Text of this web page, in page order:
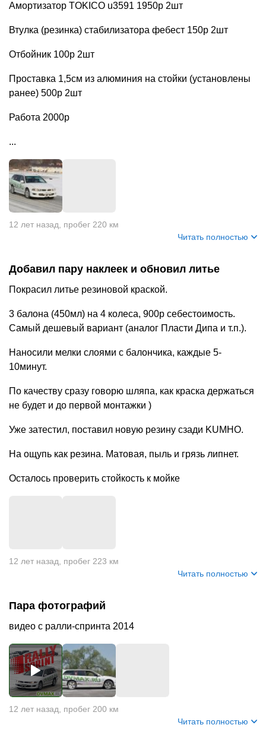
Амортизатор TOKICO u3591 1950р 2шт
Втулка (резинка) стабилизатора фебест 150р 2шт
Отбойник 100р 2шт
Проставка 1,5см из алюминия на стойки (установлены
ранее) 500р 2шт
Работа 2000р
...
+
12 лет назад
пробег 220 км
Читать полностью
Добавил пару наклеек и обновил литье
Покрасил литье резиновой краской.
3 балона (450мл) на 4 колеса, 900р себестоимость.
Самый дешевый вариант (аналог Пласти Дипа и т.п.).
Наносили мелки слоями с балончика, каждые 5-
10минут.
По качеству сразу говорю шляпа, как краска держаться
не будет и до первой монтажки )
Уже затестил, поставил новую резину сзади KUMHO.
На ощупь как резина. Матовая, пыль и грязь липнет.
Осталось проверить стойкость к мойке
+
12 лет назад
пробег 223 км
Читать полностью
Пара фотографий
видео с ралли-спринта 2014
12 лет назад
пробег 200 км
Читать полностью